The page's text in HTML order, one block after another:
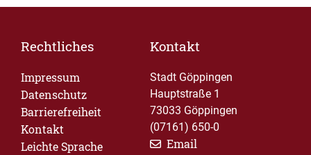
Rechtliches
Impressum
Datenschutz
Barrierefreiheit
Kontakt
Leichte Sprache
Kontakt
Stadt Göppingen
Hauptstraße 1
73033 Göppingen
(07161) 650-0
Email